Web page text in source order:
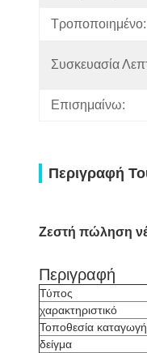
Τροποποιημένο:
Συσκευασία
Επισημαίνω:
Περιγραφή
Ζεστή πώληση
Περιγραφή
Τύπος
χαρακτηριστικό
Τοποθεσία
δείγμα